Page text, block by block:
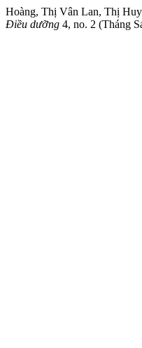
Hoàng, Thị Vân Lan, Thị
Điều dưỡng 4, no. 2 (Tháng